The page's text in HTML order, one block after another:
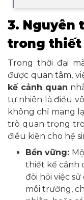
3. Nguyên
trong thiết
Trong thời đại
được quan tâm,
kế cảnh quan
tự nhiên là điều
không chỉ mang
trò quan trọng
điều kiện cho hệ
Bền vững:
thiết kế cảnh
đòi hỏi việc
môi trường,